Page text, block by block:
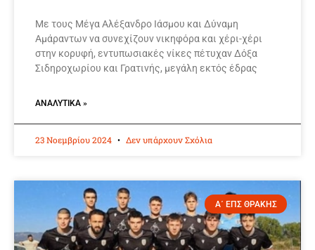
Με τους Μέγα Αλέξανδρο Ιάσμου και Δύναμη
Αμάραντων να συνεχίζουν νικηφόρα και χέρι-χέρι
στην κορυφή, εντυπωσιακές νίκες πέτυχαν Δόξα
Σιδηροχωρίου και Γρατινής, μεγάλη εκτός έδρας
ΑΝΑΛΥΤΙΚΆ »
23 Νοεμβρίου 2024 Δεν υπάρχουν Σχόλια
Α΄ ΕΠΣ ΘΡΑΚΗΣ